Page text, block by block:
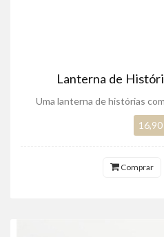
Lanterna de
Uma lanterna de histórias
Comprar